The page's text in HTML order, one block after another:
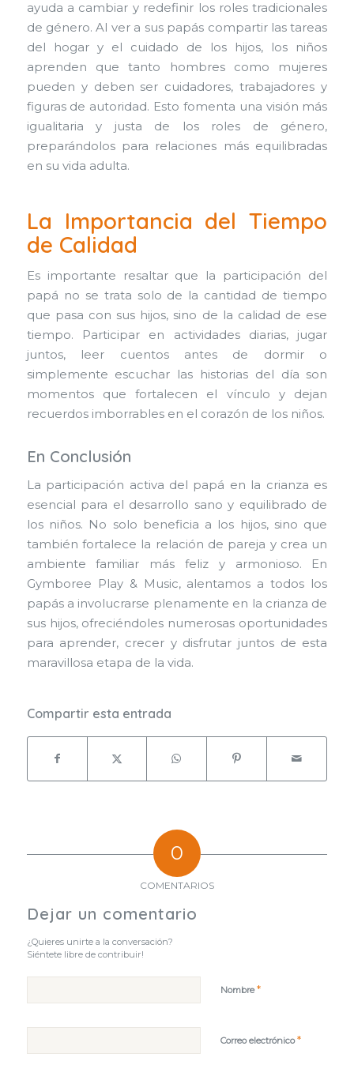
ayuda a cambiar y redefinir los roles tradicionales
de género. Al ver a sus papás compartir las tareas
del hogar y el cuidado de los hijos, los niños
aprenden que tanto hombres como mujeres
pueden y deben ser cuidadores, trabajadores y
figuras de autoridad. Esto fomenta una visión más
igualitaria y justa de los roles de género,
preparándolos para relaciones más equilibradas
en su vida adulta.
La Importancia del Tiempo
de Calidad
Es importante resaltar que la participación del
papá no se trata solo de la cantidad de tiempo
que pasa con sus hijos, sino de la calidad de ese
tiempo. Participar en actividades diarias, jugar
juntos, leer cuentos antes de dormir o
simplemente escuchar las historias del día son
momentos que fortalecen el vínculo y dejan
recuerdos imborrables en el corazón de los niños.
En Conclusión
La participación activa del papá en la crianza es
esencial para el desarrollo sano y equilibrado de
los niños. No solo beneficia a los hijos, sino que
también fortalece la relación de pareja y crea un
ambiente familiar más feliz y armonioso. En
Gymboree Play & Music, alentamos a todos los
papás a involucrarse plenamente en la crianza de
sus hijos, ofreciéndoles numerosas oportunidades
para aprender, crecer y disfrutar juntos de esta
maravillosa etapa de la vida.
Compartir esta entrada
0
COMENTARIOS
Dejar un comentario
¿Quieres unirte a la conversación?
Siéntete libre de contribuir!
Nombre*
Correo electrónico*